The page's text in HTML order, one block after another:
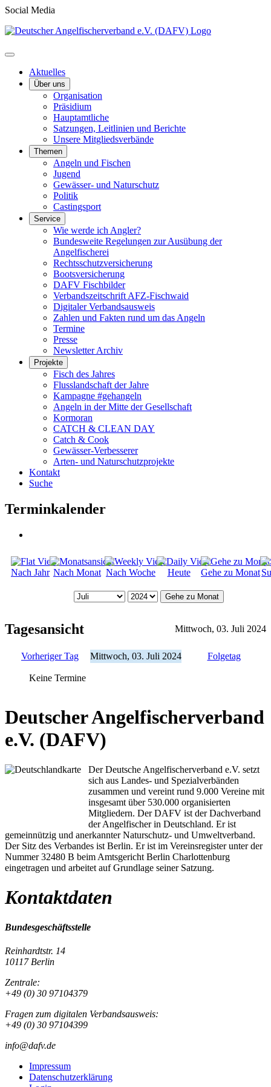
Social Media
Aktuelles
Über uns
Organisation
Präsidium
Hauptamtliche
Satzungen, Leitlinien und Berichte
Unsere Mitgliedsverbände
Themen
Angeln und Fischen
Jugend
Gewässer- und Naturschutz
Politik
Castingsport
Service
Wie werde ich Angler?
Bundesweite Regelungen zur Ausübung der
Angelfischerei
Rechtsschutzversicherung
Bootsversicherung
DAFV Fischbilder
Verbandszeitschrift AFZ-Fischwaid
Digitaler Verbandsausweis
Zahlen und Fakten rund um das Angeln
Termine
Presse
Newsletter Archiv
Projekte
Fisch des Jahres
Flusslandschaft der Jahre
Kampagne #gehangeln
Angeln in der Mitte der Gesellschaft
Kormoran
CATCH & CLEAN DAY
Catch & Cook
Gewässer-Verbesserer
Arten- und Naturschutzprojekte
Kontakt
Suche
Terminkalender
Nach Jahr Nach Monat Nach Woche Heute Gehe zu Monat
Gehe zu Monat
Tagesansicht Mittwoch, 03. Juli 2024
Vorheriger Tag Mittwoch, 03. Juli 2024 Folgetag
Keine Termine
Deutscher Angelfischerverband
e.V. (DAFV)
Der Deutsche Angelfischerverband e.V. setzt
sich aus Landes- und Spezialverbänden
zusammen und vereint rund 9.000 Vereine mit
insgesamt über 530.000 organisierten
Mitgliedern. Der DAFV ist der Dachverband
der Angelfischer in Deutschland. Er ist
gemeinnützig und anerkannter Naturschutz- und Umweltverband.
Der Sitz des Verbandes ist Berlin. Er ist im Vereinsregister unter der
Nummer 32480 B beim Amtsgericht Berlin Charlottenburg
eingetragen und arbeitet auf Grundlage seiner Satzung.
Kontaktdaten
Bundesgeschäftsstelle
Reinhardtstr. 14
10117 Berlin
Zentrale:
+49 (0) 30 97104379
Fragen zum digitalen Verbandsausweis:
+49 (0) 30 97104399
info@dafv.de
Impressum
Datenschutzerklärung